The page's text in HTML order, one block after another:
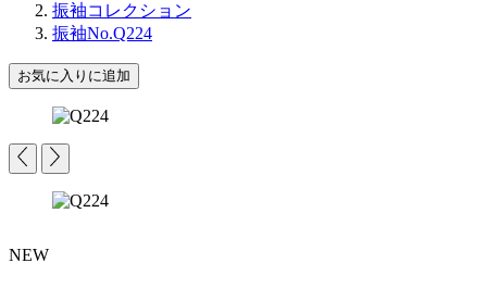
振袖コレクション
振袖No.Q224
お気に入りに追加
NEW